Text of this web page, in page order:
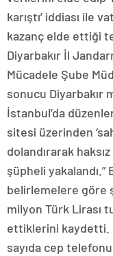
karıştı’ iddiası ile
kazanç elde ettiği
Diyarbakır İl
Mücadele Şube
sonucu Diyarbakır
İstanbul’da
sitesi üzerinden
dolandırarak
şüpheli yakalandı.”
belirlemelere göre
milyon Türk Lirası
ettiklerini kaydetti.
sayıda cep